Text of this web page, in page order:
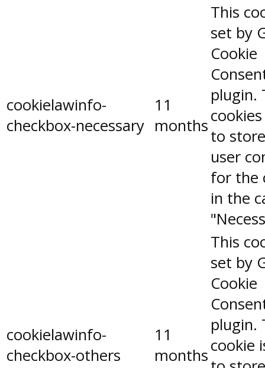
cookielawinfo-
checkbox-necessary
11
months
This
set by
Cookie
plugin.
to
user
for the
in the
cookielawinfo-
checkbox-others
11
months
This
set by
Cookie
plugin.
cookie